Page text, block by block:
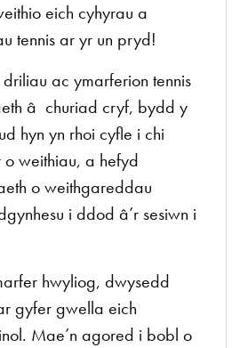
eich cyhyrau a
tennis ar yr un pryd!
ac ymarferion tennis
â churiad cryf, bydd y
hyn yn rhoi cyfle i chi
weithiau, a hefyd
o weithgareddau
i ddod â’r sesiwn i
hwyliog, dwysedd
gyfer gwella eich
Mae’n agored i bobl o